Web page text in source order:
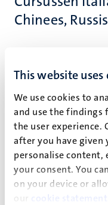
This website uses
We use cookies to
and use the findings
the user experience.
after you have given
personalise content,
your consent. You
on your device or
our
cookie statement
Chinees,
Intake op afspraak, op
huidige niveau en stel
aan Valeria de Stefano
de juiste cursus te
intakegesprek worden
definitief (kan niet
nodig zullen we je
hebt ingeschreven,